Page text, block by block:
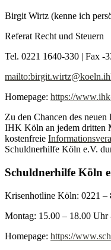
Birgit Wirtz (kenne ich
Referat Recht und Steuern
Tel. 0221 1640-330 | Fax -
Homepage: https://
Zu den Chancen des
IHK Köln an jedem dritten
kostenfreie
Schuldnerhilfe Köln e.V.
Schuldnerhilfe Köln
Krisenhotline Köln: 0221 –
Montag: 15.00 – 18.00
Homepage: https://